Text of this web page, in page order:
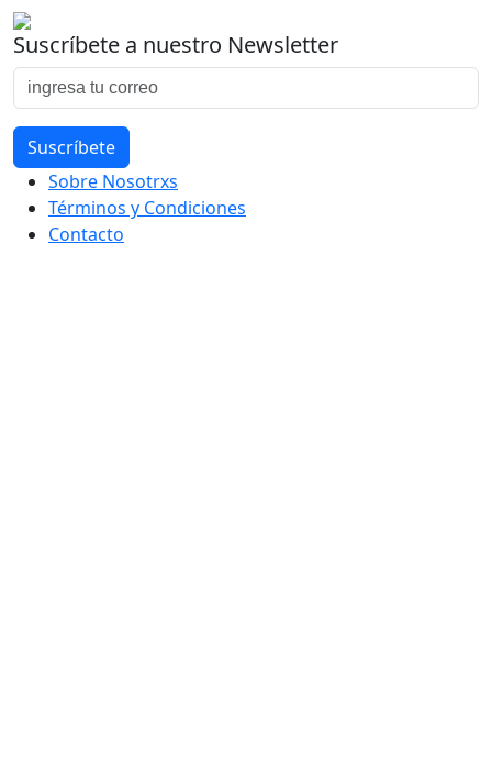
Suscríbete a nuestro Newsletter
Sobre Nosotrxs
Términos y Condiciones
Contacto